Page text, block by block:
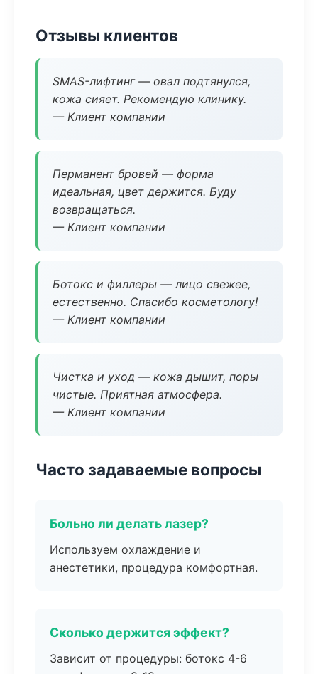
Отзывы клиентов
SMAS-лифтинг — овал подтянулся,
кожа сияет. Рекомендую клинику.
— Клиент компании
Перманент бровей — форма
идеальная, цвет держится. Буду
возвращаться.
— Клиент компании
Ботокс и филлеры — лицо свежее,
естественно. Спасибо косметологу!
— Клиент компании
Чистка и уход — кожа дышит, поры
чистые. Приятная атмосфера.
— Клиент компании
Часто задаваемые вопросы
Больно ли делать лазер?
Используем охлаждение и
анестетики, процедура комфортная.
Сколько держится эффект?
Зависит от процедуры: ботокс 4-6